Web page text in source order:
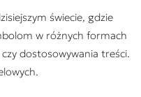
świecie, gdzie
w różnych formach
dostosowywania treści.